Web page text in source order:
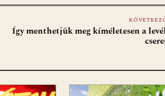
Így menthetjük meg kíméletesen a